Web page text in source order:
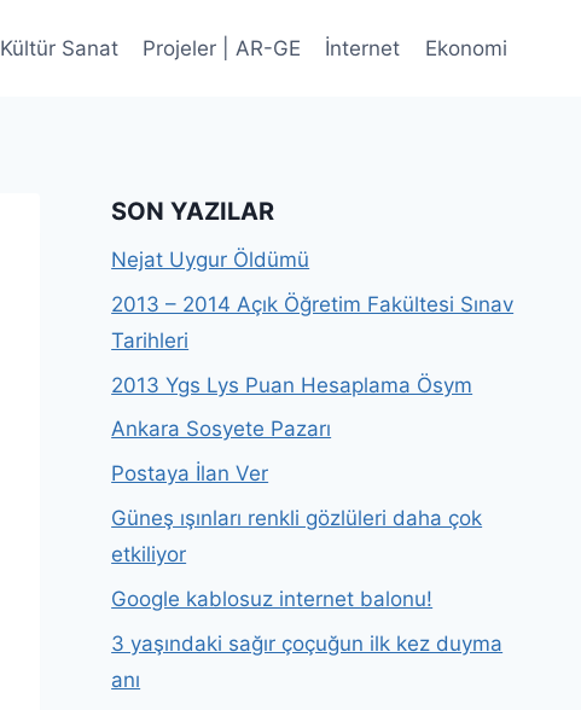
Kültür Sanat Projeler | AR-GE İnternet Ekonomi
SON YAZILAR
Nejat Uygur Öldümü
2013 – 2014 Açık Öğretim Fakültesi Sınav
Tarihleri
2013 Ygs Lys Puan Hesaplama Ösym
Ankara Sosyete Pazarı
Postaya İlan Ver
Güneş ışınları renkli gözlüleri daha çok
etkiliyor
Google kablosuz internet balonu!
3 yaşındaki sağır çoçuğun ilk kez duyma
anı